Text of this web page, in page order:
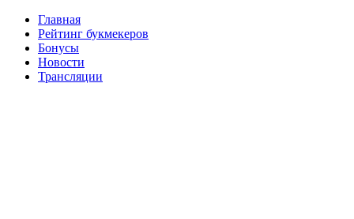
Главная
Рейтинг букмекеров
Бонусы
Новости
Трансляции